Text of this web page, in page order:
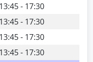
- 17:30
- 17:30
- 17:30
- 17:30